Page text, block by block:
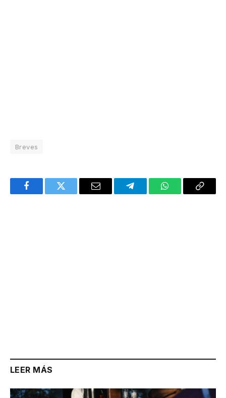
Breves
FacebookTwitter Email TelegramWhatsAppCopy
LEER MÁS